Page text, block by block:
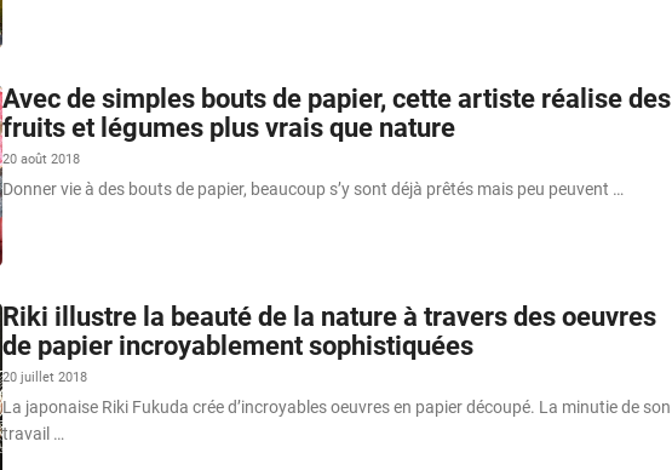
Avec de simples bouts de papier, cette artiste réalise des
fruits et légumes plus vrais que nature
20 août 2018
Donner vie à des bouts de papier, beaucoup s’y sont déjà prêtés mais peu peuvent …
Riki illustre la beauté de la nature à travers des oeuvres
de papier incroyablement sophistiquées
20 juillet 2018
La japonaise Riki Fukuda crée d’incroyables oeuvres en papier découpé. La minutie de son
travail …